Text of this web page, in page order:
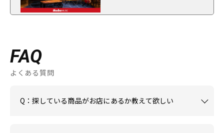
FAQ
よくある質問
Q：探している商品がお店にあるか教えて欲しい